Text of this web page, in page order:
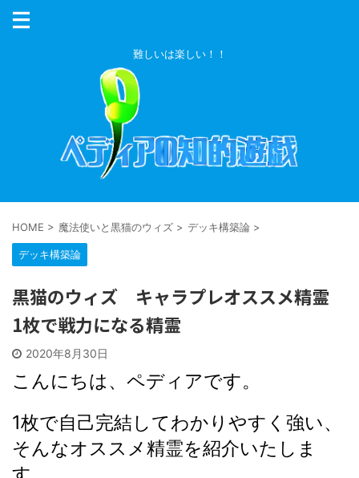
難しいは楽しい！！
HOME > 魔法使いと黒猫のウィズ > デッキ構築論 >
デッキ構築論
黒猫のウィズ キャラプレオススメ精霊
1枚で戦力になる精霊
2020年8月30日
こんにちは、ペディアです。
1枚で自己完結してわかりやすく強い、
そんなオススメ精霊を紹介いたしま